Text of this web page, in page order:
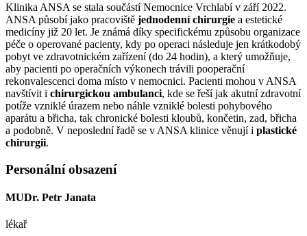
Klinika ANSA se stala součástí Nemocnice Vrchlabí v září 2022.
ANSA působí jako pracoviště jednodenní chirurgie a estetické
medicíny již 20 let. Je známá díky specifickému způsobu organizace
péče o operované pacienty, kdy po operaci následuje jen krátkodobý
pobyt ve zdravotnickém zařízení (do 24 hodin), a který umožňuje,
aby pacienti po operačních výkonech trávili pooperační
rekonvalescenci doma místo v nemocnici. Pacienti mohou v ANSA
navštívit i chirurgickou ambulanci, kde se řeší jak akutní zdravotní
potíže vzniklé úrazem nebo náhle vzniklé bolesti pohybového
aparátu a břicha, tak chronické bolesti kloubů, končetin, zad, břicha
a podobně. V neposlední řadě se v ANSA klinice věnují i plastické
chirurgii.
Personální obsazení
MUDr. Petr Janata
lékař